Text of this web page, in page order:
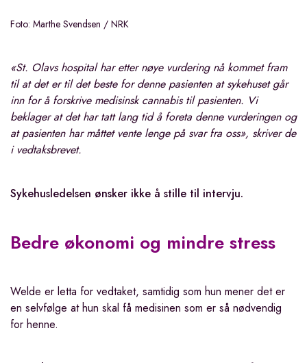
Foto: Marthe Svendsen / NRK
«St. Olavs hospital har etter nøye vurdering nå kommet fram
til at det er til det beste for denne pasienten at sykehuset går
inn for å forskrive medisinsk cannabis til pasienten. Vi
beklager at det har tatt lang tid å foreta denne vurderingen og
at pasienten har måttet vente lenge på svar fra oss», skriver de
i vedtaksbrevet.
Sykehusledelsen ønsker ikke å stille til intervju.
Bedre økonomi og mindre stress
Welde er letta for vedtaket, samtidig som hun mener det er
en selvfølge at hun skal få medisinen som er så nødvendig
for henne.